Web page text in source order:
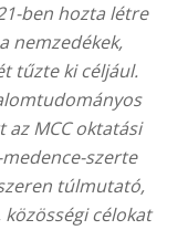
ben hozta létre
nemzedékek,
tűzte ki céljául.
MCC oktatási
szerte
túlmutató,
célokat